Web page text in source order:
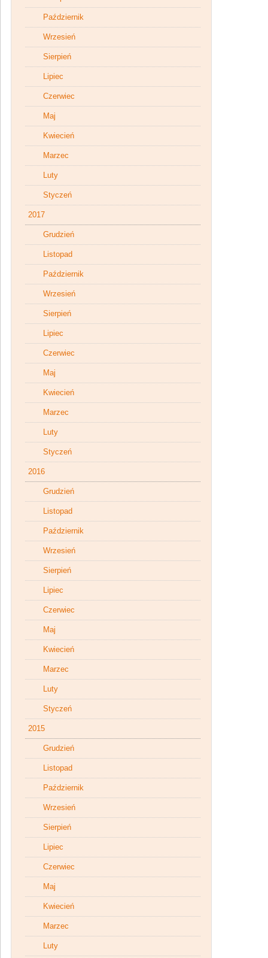
Październik
Wrzesień
Sierpień
Lipiec
Czerwiec
Maj
Kwiecień
Marzec
Luty
Styczeń
2017
Grudzień
Listopad
Październik
Wrzesień
Sierpień
Lipiec
Czerwiec
Maj
Kwiecień
Marzec
Luty
Styczeń
2016
Grudzień
Listopad
Październik
Wrzesień
Sierpień
Lipiec
Czerwiec
Maj
Kwiecień
Marzec
Luty
Styczeń
2015
Grudzień
Listopad
Październik
Wrzesień
Sierpień
Lipiec
Czerwiec
Maj
Kwiecień
Marzec
Luty